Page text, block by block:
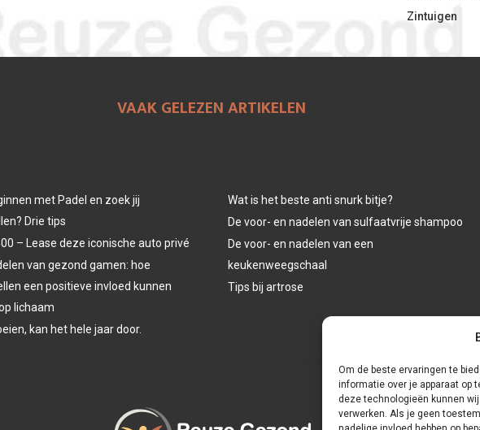
Om de beste ervaringen te
informatie over je apparaat op
deze technologieën kunnen
verwerken. Als je geen
Zintuigen
VAAK GELEZEN ARTIKELEN
met Padel en zoek jij
Drie tips
– Lease deze iconische auto privé
van gezond gamen: hoe
een positieve invloed kunnen
lichaam
kan het hele jaar door.
Wat is het beste anti snurk bitje?
De voor- en nadelen van sulfaatvrije shampoo
De voor- en nadelen van een
keukenweegschaal
Tips bij artrose